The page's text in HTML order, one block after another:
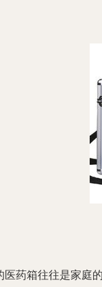
药箱往往是家庭